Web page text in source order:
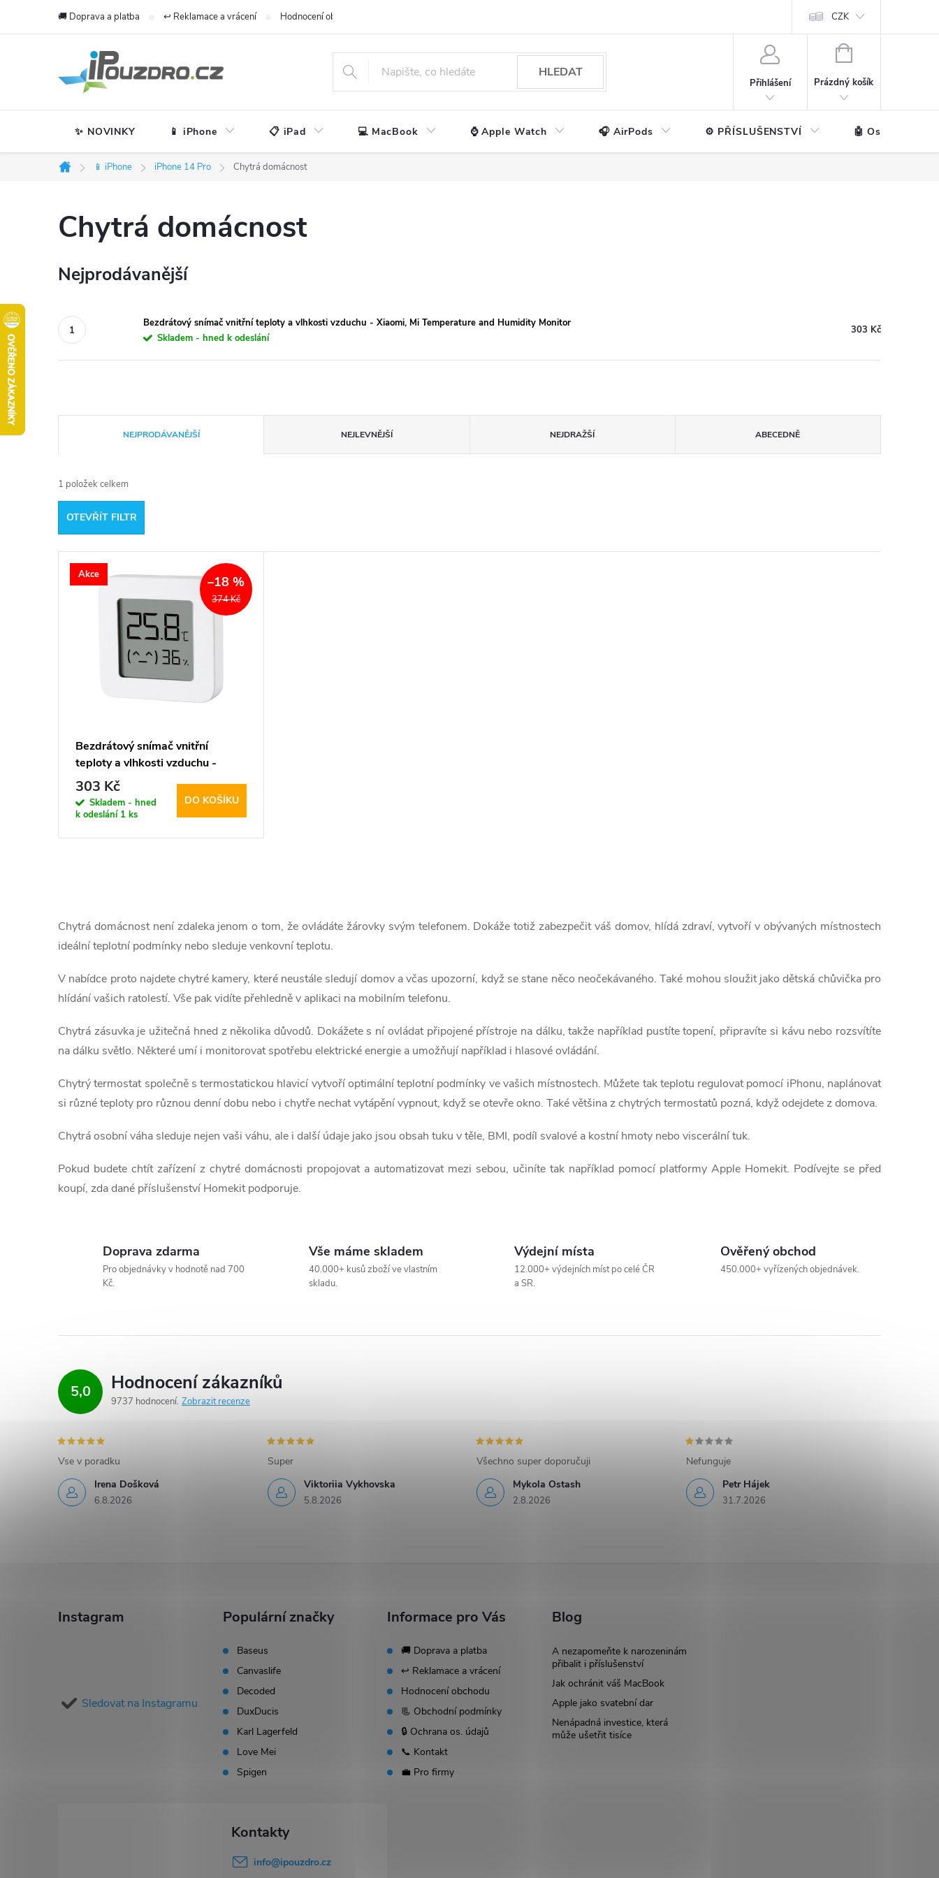
🚚 Doprava a platba ↩️ Reklamace a vrácení Hodnocení obchodu CZK
HLEDAT
Přihlášení
NÁKUPNÍ
Prázdný košík
✨ NOVINKY 📱 iPhone 📋 iPad 💻 MacBook ⌚ Apple Watch 🎧 AirPods ⚙️ PŘÍSLUŠENSTVÍ 🤖 Ostatní
Domů
📱 iPhone iPhone 14 Pro Chytrá domácnost
Chytrá domácnost
Nejprodávanější
Bezdrátový snímač vnitřní teploty a vlhkosti vzduchu - Xiaomi, Mi Temperature and Humidity Monitor
Skladem - hned k odeslání
303 Kč
a
z
e
n
t
NEJPRODÁVANĚJŠÍ NEJLEVNĚJŠÍ NEJDRAŽŠÍ ABECEDNĚ
1 položek celkem
OTEVŘÍT FILTR
V
d
k
t
ů
Akce
374 Kč
–18 %
Bezdrátový snímač vnitřní
teploty a vlhkosti vzduchu -
Xiaomi, Mi Temperature and
Humidity Monitor
303 Kč
Skladem - hned
k odeslání 1 ks
DO KOŠÍKU
v
l
á
d
a
c
í
p
r
v
k
i
s
u
Chytrá domácnost není zdaleka jenom o tom, že ovládáte žárovky svým telefonem. Dokáže totiž zabezpečit váš domov, hlídá zdraví, vytvoří v obývaných místnostech
ideální teplotní podmínky nebo sleduje venkovní teplotu.
V nabídce proto najdete chytré kamery, které neustále sledují domov a včas upozorní, když se stane něco neočekávaného. Také mohou sloužit jako dětská chůvička pro
hlídání vašich ratolestí. Vše pak vidíte přehledně v aplikaci na mobilním telefonu.
Chytrá zásuvka je užitečná hned z několika důvodů. Dokážete s ní ovládat připojené přístroje na dálku, takže například pustíte topení, připravíte si kávu nebo rozsvítíte
na dálku světlo. Některé umí i monitorovat spotřebu elektrické energie a umožňují například i hlasové ovládání.
Chytrý termostat společně s termostatickou hlavicí vytvoří optimální teplotní podmínky ve vašich místnostech. Můžete tak teplotu regulovat pomocí iPhonu, naplánovat
si různé teploty pro různou denní dobu nebo i chytře nechat vytápění vypnout, když se otevře okno. Také většina z chytrých termostatů pozná, když odejdete z domova.
Chytrá osobní váha sleduje nejen vaši váhu, ale i další údaje jako jsou obsah tuku v těle, BMI, podíl svalové a kostní hmoty nebo viscerální tuk.
Pokud budete chtít zařízení z chytré domácnosti propojovat a automatizovat mezi sebou, učiníte tak například pomocí platformy Apple Homekit. Podívejte se před
koupí, zda dané příslušenství Homekit podporuje.
Doprava zdarma
Pro objednávky v hodnotě nad 700
Kč.
Vše máme skladem
40.000+ kusů zboží ve vlastním
skladu.
Výdejní místa
12.000+ výdejních míst po celé ČR
a SR.
Ověřený obchod
450.000+ vyřízených objednávek.
5,0 Hodnocení zákazníků
9737 hodnocení Zobrazit recenze
Irena Došková
6.8.2026
Vse v poradku
Viktoriia Vykhovska
5.8.2026
Super
Mykola Ostash
2.8.2026
Všechno super doporučuji
Petr Hájek
31.7.2026
Nefunguje
Instagram
Sledovat na Instagramu
Populární značky
Baseus
Canvaslife
Decoded
DuxDucis
Karl Lagerfeld
Love Mei
Spigen
Informace pro Vás
🚚 Doprava a platba
↩️ Reklamace a vrácení
Hodnocení obchodu
📃 Obchodní podmínky
🔒 Ochrana os. údajů
📞 Kontakt
💼 Pro firmy
Blog
A nezapomeňte k narozeninám
přibalit i příslušenství
Jak ochránit váš MacBook
Apple jako svatební dar
Nenápadná investice, která
může ušetřit tisíce
info@ipouzdro.cz